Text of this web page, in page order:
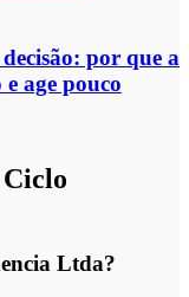
por que a
age pouco
Ltda?